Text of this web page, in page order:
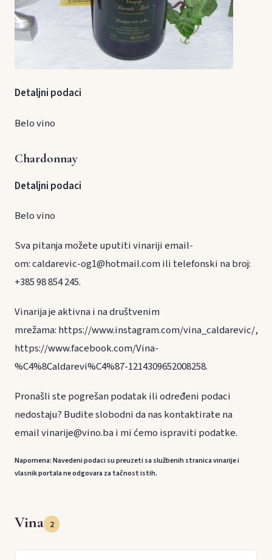
Detaljni podaci
Belo vino
Chardonnay
Detaljni podaci
Belo vino
Sva pitanja možete uputiti vinariji email-
om: caldarevic-og1@hotmail.com ili telefonski na broj:
+385 98 854 245.
Vinarija je aktivna i na društvenim
mrežama: https://www.instagram.com/vina_caldarevic/,
https://www.facebook.com/Vina-
%C4%8Caldarevi%C4%87-1214309652008258.
Pronašli ste pogrešan podatak ili određeni podaci
nedostaju? Budite slobodni da nas kontaktirate na
email vinarije@vino.ba i mi ćemo ispraviti podatke.
Napomena: Navedeni podaci su preuzeti sa službenih stranica vinarije i
vlasnik portala ne odgovara za tačnost istih.
Vina 2